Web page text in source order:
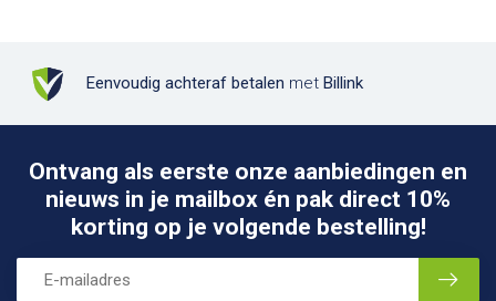
Eenvoudig achteraf betalen met Billink
Ontvang als eerste onze aanbiedingen en
nieuws in je mailbox én pak direct 10%
korting op je volgende bestelling!